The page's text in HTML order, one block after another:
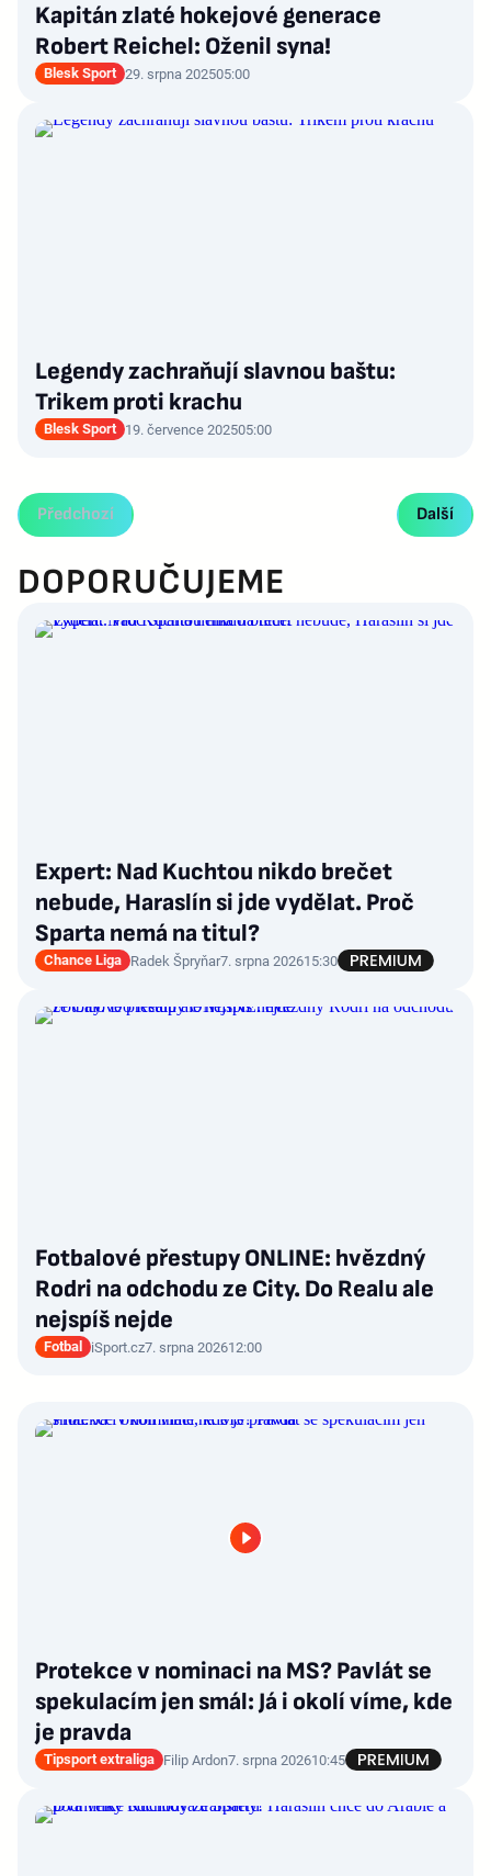
Kapitán zlaté hokejové generace
Robert Reichel: Oženil syna!
Blesk Sport 29. srpna 202505:00
Legendy zachraňují slavnou baštu:
Trikem proti krachu
Blesk Sport 19. července 202505:00
Předchozí Další
DOPORUČUJEME
Expert: Nad Kuchtou nikdo brečet
nebude, Haraslín si jde vydělat. Proč
Sparta nemá na titul?
Chance Liga Radek Špryňar7. srpna 202615:30
Fotbalové přestupy ONLINE: hvězdný
Rodri na odchodu ze City. Do Realu ale
nejspíš nejde
Fotbal iSport.cz7. srpna 202612:00
Protekce v nominaci na MS? Pavlát se
spekulacím jen smál: Já i okolí víme, kde
je pravda
Tipsport extraliga Filip Ardon7. srpna 202610:45